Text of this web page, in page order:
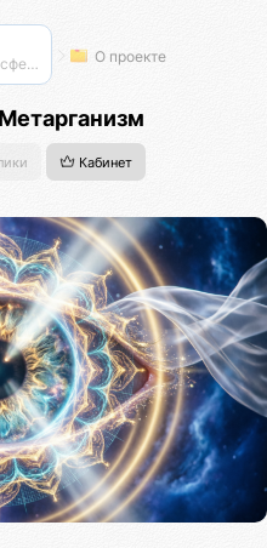
Cимулятор ноосферы О проекте
Кабинет